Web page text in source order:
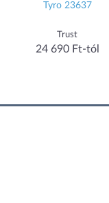
Tyro 23637
Trust
24 690 Ft-tól